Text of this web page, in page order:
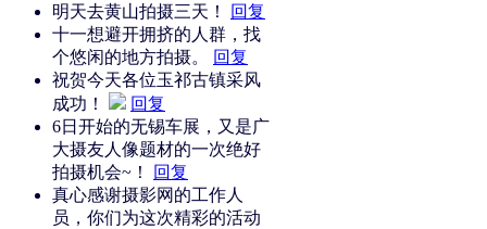
明天去黄山拍摄三天！
回复
十一想避开拥挤的人群，找
个悠闲的地方拍摄。
回复
祝贺今天各位玉祁古镇采风
成功！
回复
6日开始的无锡车展，又是广
大摄友人像题材的一次绝好
拍摄机会~！
回复
真心感谢摄影网的工作人
员，你们为这次精彩的活动